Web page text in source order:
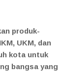
produk-
UKM, dan
kota untuk
bangsa yang